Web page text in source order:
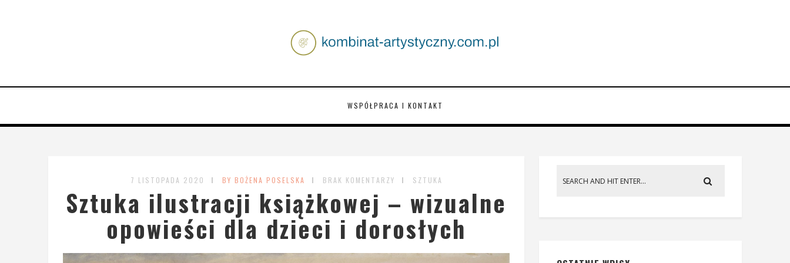
WSPÓŁPRACA I KONTAKT
7 LISTOPADA 2020 BY BOŻENA POSELSKA BRAK KOMENTARZY SZTUKA
Sztuka ilustracji książkowej – wizualne
opowieści dla dzieci i dorosłych